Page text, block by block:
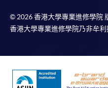
© 2026 香港大學專業進修學院
香港大學專業進修學院乃非牟利